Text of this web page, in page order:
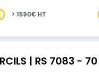
> 1590€ HT
| RS 7083 -